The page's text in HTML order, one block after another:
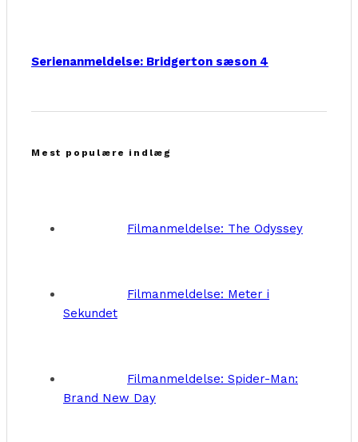
Serienanmeldelse: Bridgerton sæson 4
Mest populære indlæg
Filmanmeldelse: The Odyssey
Filmanmeldelse: Meter i
Sekundet
Filmanmeldelse: Spider-Man:
Brand New Day